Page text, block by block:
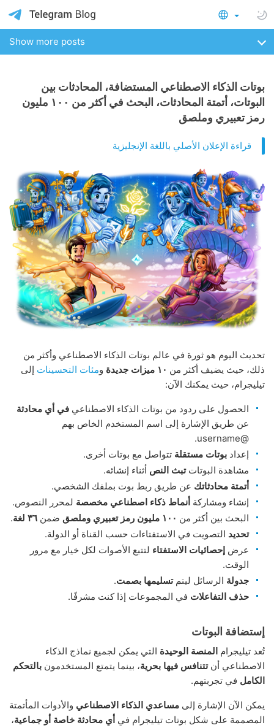
Show more posts
بوتات الذكاء الاصطناعي المستضافة، المحادثات بين
البوتات، أتمتة المحادثات، البحث في أكثر من ١٠٠ مليون
رمز تعبيري وملصق
قراءة الإعلان الأصلي باللغة الإنجليزية
تحديث اليوم هو ثورة في عالم بوتات الذكاء الاصطناعي وأكثر من
ذلك، حيث يضيف أكثر من ١٠ ميزات جديدة ومئات التحسينات إلى
تيليجرام، حيث يمكنك الآن:
الحصول على ردود من بوتات الذكاء الاصطناعي في أي محادثة
عن طريق الإشارة إلى اسم المستخدم الخاص بهم
@username.
إعداد بوتات مستقلة تتواصل مع بوتات أخرى.
مشاهدة البوتاتتبث النص أثناء إنشائه.
أتمتة محادثاتك عن طريق ربط بوت بملفك الشخصي.
إنشاء ومشاركة أنماط ذكاء اصطناعي مخصصة لمحرر النصوص.
البحث بين أكثر من ١٠٠ مليون رمز تعبيري وملصق ضمن ٣٦ لغة
.
تحديد التصويت في الاستفتاءات حسب القناة أو الدولة.
عرض إحصائيات الاستفتاء لتتبع الأصوات لكل خيار مع مرور
الوقت.
جدولة الرسائل ليتمتسليمها بصمت.
حذف التفاعلات في المجموعات إذا كنت مشرفًا.
إستضافة البوتات
تُعد تيليجرام المنصة الوحيدة التي يمكن لجميع نماذج الذكاء
الاصطناعي أنتتنافس فيها بحرية، بينما يتمتع المستخدمون بالتحكم
الكامل في تجربتهم.
يمكن الآن الإشارة إلى مساعدي الذكاء الاصطناعي والأدوات المأتمتة
المصممة على شكل بوتات تيليجرام في أي محادثة خاصة أو جماعية،